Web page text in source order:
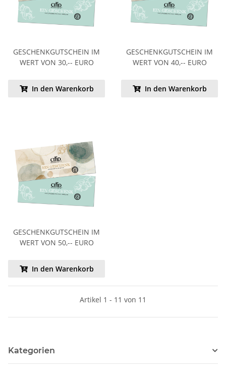
GESCHENKGUTSCHEIN IM
WERT VON 30,-- EURO
In den Warenkorb
GESCHENKGUTSCHEIN IM
WERT VON 40,-- EURO
In den Warenkorb
GESCHENKGUTSCHEIN IM
WERT VON 50,-- EURO
In den Warenkorb
Artikel 1 - 11 von 11
Kategorien